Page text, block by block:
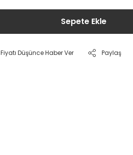
Sepete Ekle
Fiyatı Düşünce Haber Ver Paylaş